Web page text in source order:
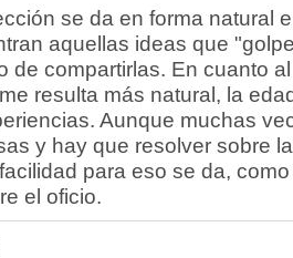
se da en forma natural
aquellas ideas que
de compartirlas. En cuanto
resulta más natural, la
Aunque muchas
y hay que resolver sobre
para eso se da,
el oficio.